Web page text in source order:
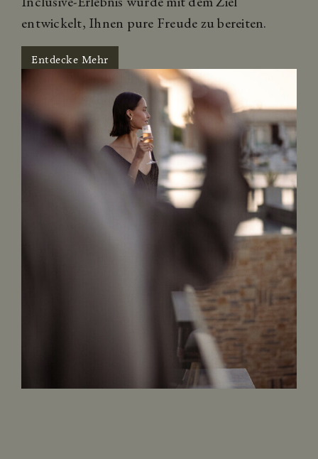
entwickelt, Ihnen pure Freude zu bereiten.
Entdecke Mehr